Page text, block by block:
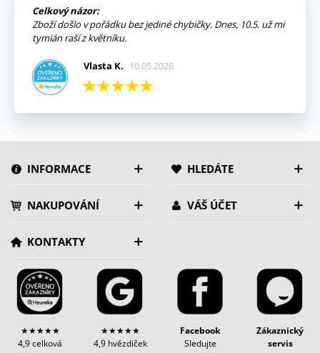
Celkový názor:
Zboží došlo v pořádku bez jediné chybičky. Dnes, 10.5. už mi
tymián raší z květníku.
Vlasta K. 10.05.2026
INFORMACE HLEDÁTE
NAKUPOVÁNÍ VÁŠ ÚČET
KONTAKTY
★★★★★
4,9 celková
★★★★★
4,9 hvězdiček
Facebook
Sledujte
Zákaznický
servis